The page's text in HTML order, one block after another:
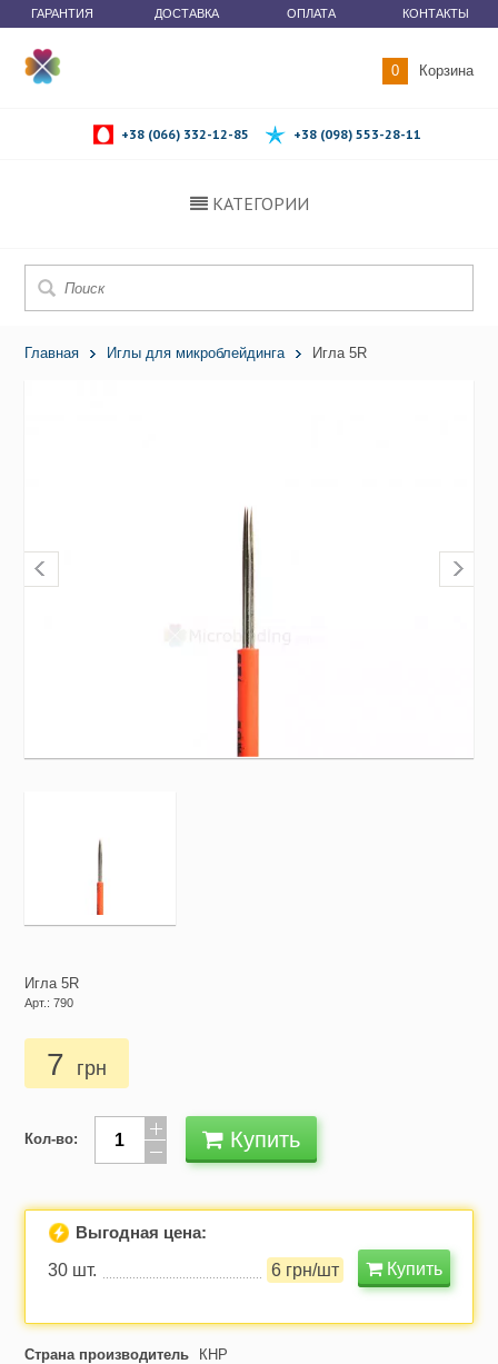
ГАРАНТИЯ ДОСТАВКА ОПЛАТА КОНТАКТЫ
0 Корзина
+38 (066) 332-12-85 +38 (098) 553-28-11
КАТЕГОРИИ
Главная Иглы для микроблейдинга Игла 5R
Игла 5R
Арт.: 790
7 грн
Кол-во: Купить
Выгодная цена:
30 шт.
6 грн/шт Купить
Страна производитель
КНР